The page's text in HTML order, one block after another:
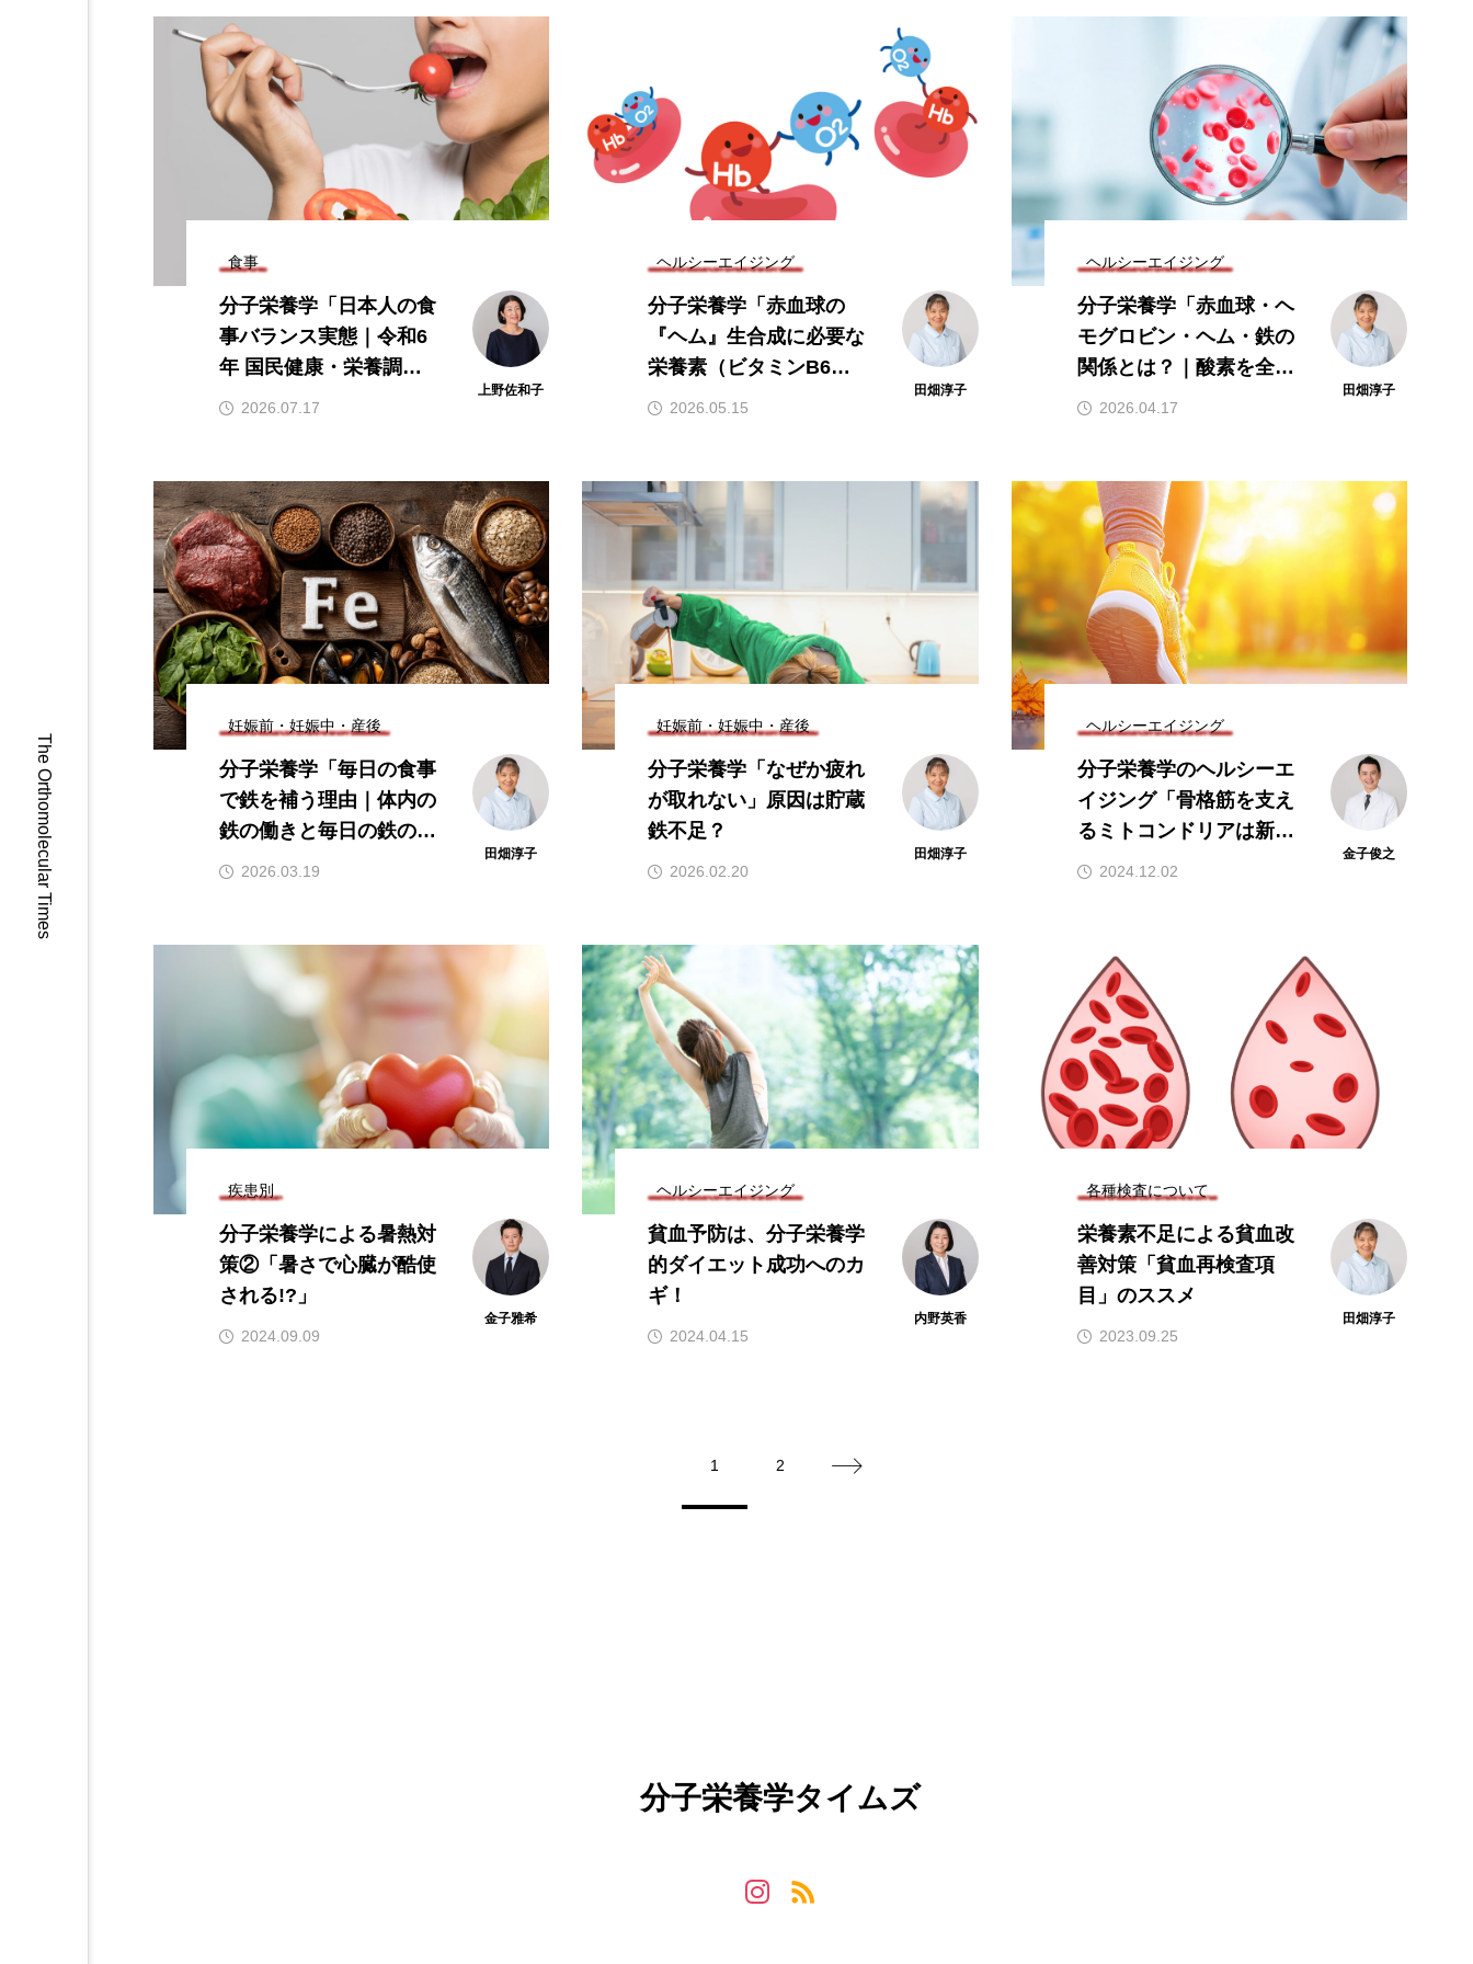
The Orthomolecular Times
ko’s method）とは？血液データ
解析に基づく個別化栄養療法」
2026.01.16 2024.08.26
TAG LIST
CoQ10 DHA EPA α-リポ酸 αリポ酸 オメガ3・EPA オメガ3・EPA・DHA カリウム
グルタミン ナイアシン
ビタミンD ビタミンE ビタミンK プレバイオティクス プロバイオティクス マグネシウム
マンガン モリブデン ヨウ素 亜鉛 亜鉛、銅 口腔内環境
微量ミネラル 糖質 糖質・血糖値 脂溶性ビタミン 血糖値 貧血 貧血 鉄
貧血鉄 酵素 鉄 鉄、 食物繊維
食事
分子栄養学「日本人の食
事バランス実態｜令和6
年 国民健康・栄養調査
からわかること」
上野佐和子
2026.07.17
ヘルシーエイジング
分子栄養学「赤血球の
『ヘム』生合成に必要な
栄養素（ビタミンB6・
亜鉛・鉄）」
田畑淳子
2026.05.15
ヘルシーエイジング
分子栄養学「赤血球・ヘ
モグロビン・ヘム・鉄の
関係とは？｜酸素を全身
に運ぶ細胞のしくみ」
田畑淳子
2026.04.17
妊娠前・妊娠中・産後
分子栄養学「毎日の食事
で鉄を補う理由｜体内の
鉄の働きと毎日の鉄の出
納を解説」
田畑淳子
2026.03.19
妊娠前・妊娠中・産後
分子栄養学「なぜか疲れ
が取れない」原因は貯蔵
鉄不足？
田畑淳子
2026.02.20
ヘルシーエイジング
分子栄養学のヘルシーエ
イジング「骨格筋を支え
るミトコンドリアは新し
く生まれ変わる」
金子俊之
2024.12.02
疾患別
分子栄養学による暑熱対
策②「暑さで心臓が酷使
される!?」
金子雅希
2024.09.09
ヘルシーエイジング
貧血予防は、分子栄養学
的ダイエット成功へのカ
ギ！
内野英香
2024.04.15
各種検査について
栄養素不足による貧血改
善対策「貧血再検査項
目」のススメ
田畑淳子
2023.09.25
1 2
分子栄養学タイムズ